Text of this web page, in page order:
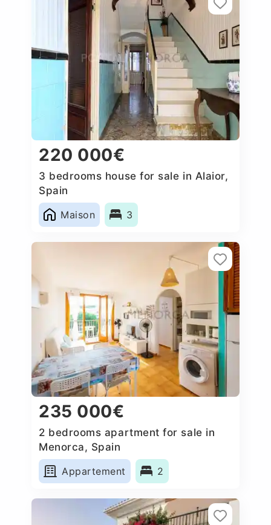
220 000€
3 bedrooms house for sale in Alaior,
Spain
Maison
3
235 000€
2 bedrooms apartment for sale in
Menorca, Spain
Appartement
2